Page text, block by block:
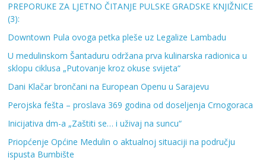
PREPORUKE ZA LJETNO ČITANJE PULSKE GRADSKE KNJIŽNICE
(3):
Downtown Pula ovoga petka pleše uz Legalize Lambadu
U medulinskom Šantaduru održana prva kulinarska radionica u
sklopu ciklusa „Putovanje kroz okuse svijeta“
Dani Klačar brončani na European Openu u Sarajevu
Perojska fešta – proslava 369 godina od doseljenja Crnogoraca
Inicijativa dm-a „Zaštiti se… i uživaj na suncu“
Priopćenje Općine Medulin o aktualnoj situaciji na području
ispusta Bumbište